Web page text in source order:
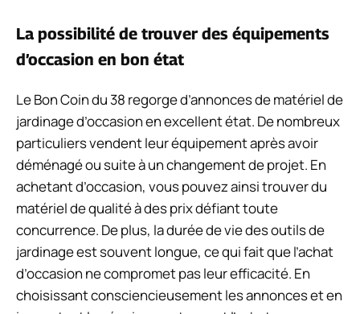
La possibilité de trouver des équipements
d’occasion en bon état
Le Bon Coin du 38 regorge d’annonces de matériel de
jardinage d’occasion en excellent état. De nombreux
particuliers vendent leur équipement après avoir
déménagé ou suite à un changement de projet. En
achetant d’occasion, vous pouvez ainsi trouver du
matériel de qualité à des prix défiant toute
concurrence. De plus, la durée de vie des outils de
jardinage est souvent longue, ce qui fait que l’achat
d’occasion ne compromet pas leur efficacité. En
choisissant consciencieusement les annonces et en